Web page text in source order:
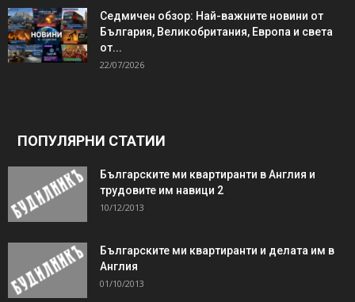
Седмичен обзор: Най-важните новини от
България, Великобритания, Европа и света
от...
22/07/2026
ПОПУЛЯРНИ СТАТИИ
Българските ми квартиранти в Англия и
трудовите им навици 2
10/12/2013
Българските ми квартиранти и делата им в
Англия
01/10/2013